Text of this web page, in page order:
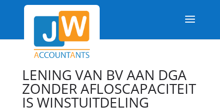
LENING VAN BV AAN DGA
ZONDER AFLOSCAPACITEIT
IS WINSTUITDELING